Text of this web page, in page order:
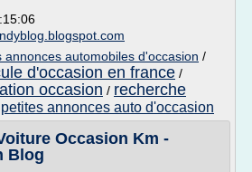
annonces automobiles d'occasion /
d'occasion en france /
occasion / recherche
petites annonces auto d'occasion
Occasion Km -
Blog